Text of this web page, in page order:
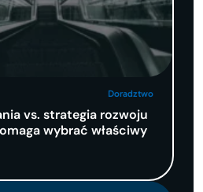
Doradztwo
vs. strategia rozwoju
wybrać właściwy